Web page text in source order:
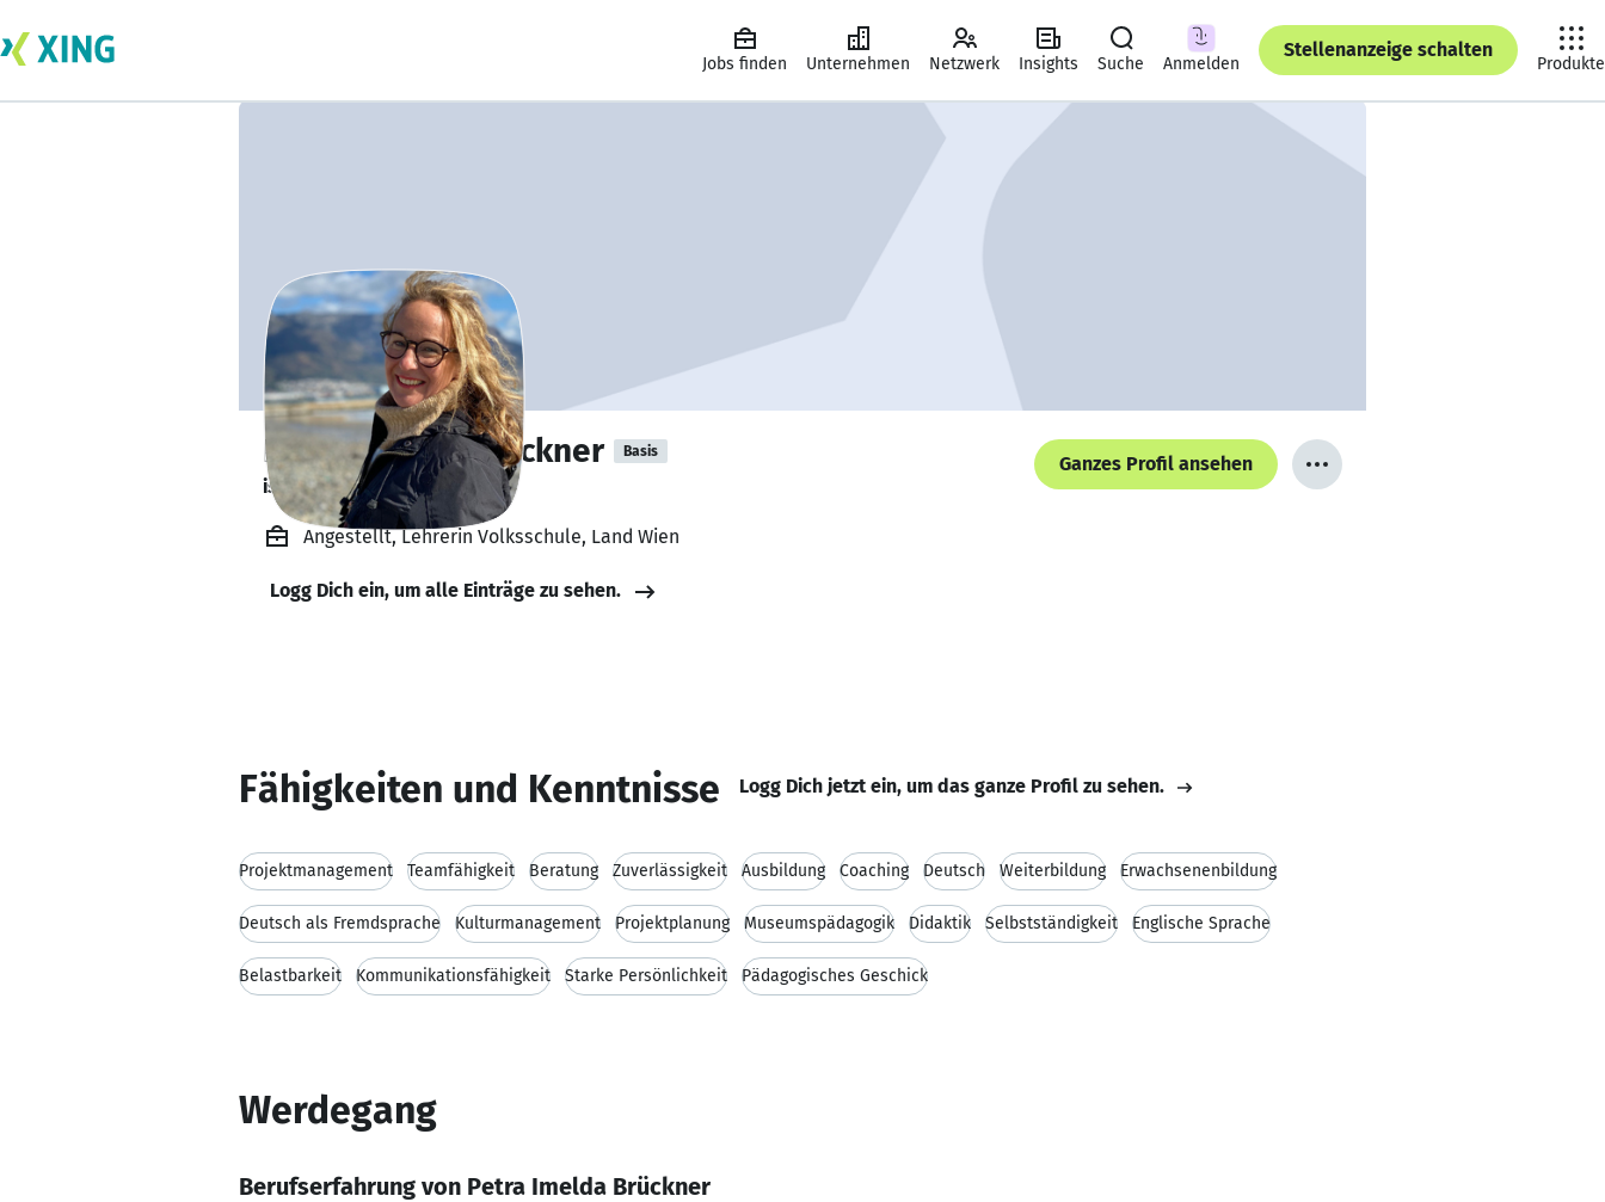
Jobs finden Unternehmen Netzwerk Insights Suche Anmelden
Stellenanzeige schalten
Produkte
Petra Imelda Brückner Basis
ist offen für Projekte. 🔎
Ganzes Profil ansehen
Angestellt, Lehrerin Volksschule, Land Wien
Logg Dich ein, um alle Einträge zu sehen.
Fähigkeiten und Kenntnisse Logg Dich jetzt ein, um das ganze Profil zu sehen.
Projektmanagement Teamfähigkeit Beratung Zuverlässigkeit Ausbildung Coaching Deutsch Weiterbildung Erwachsenenbildung
Deutsch als Fremdsprache Kulturmanagement Projektplanung Museumspädagogik Didaktik Selbstständigkeit Englische Sprache
Belastbarkeit Kommunikationsfähigkeit Starke Persönlichkeit Pädagogisches Geschick
Werdegang
Berufserfahrung von Petra Imelda Brückner